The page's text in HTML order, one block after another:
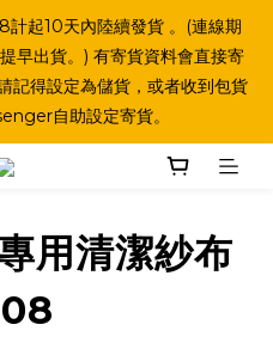
計起10天內陸續發貨 。(連線期
早出貨。) 有寄貨資料會直接寄
記得設定為儲貨，或者收到包貨
自助設定寄貨。
用清潔紗布